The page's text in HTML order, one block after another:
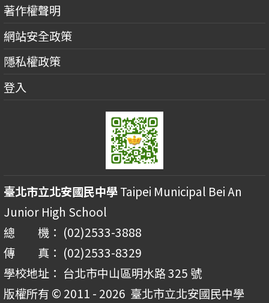
著作權聲明
網站安全政策
隱私權政策
登入
臺北市立北安國民中學Taipei Municipal Bei An
Junior High School
總 機： (02)2533-3888
傳 真： (02)2533-8329
學校地址： 台北市中山區明水路 325 號
版權所有 © 2011 - 2026 臺北市立北安國民中學